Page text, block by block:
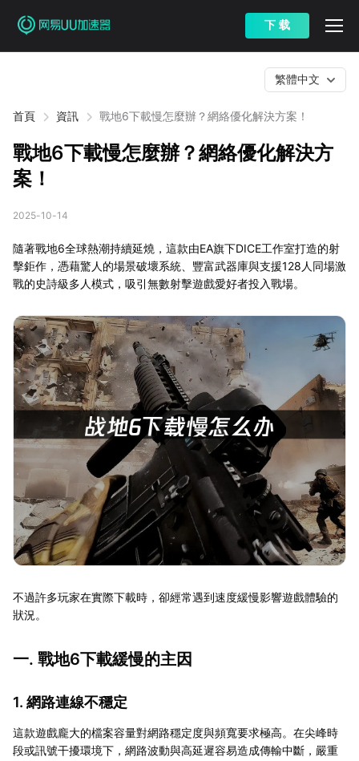
下 载
首頁 資訊 戰地6下載慢怎麼辦？網絡優化解決方案！
繁體中文
戰地6下載慢怎麼辦？網絡優化解決方
案！
2025-10-14
隨著戰地6全球熱潮持續延燒，這款由EA旗下DICE工作室打造的射
擊鉅作，憑藉驚人的場景破壞系統、豐富武器庫與支援128人同場激
戰的史詩級多人模式，吸引無數射擊遊戲愛好者投入戰場。
不過許多玩家在實際下載時，卻經常遇到速度緩慢影響遊戲體驗的
狀況。
一. 戰地6下載緩慢的主因
1. 網路連線不穩定
這款遊戲龐大的檔案容量對網路穩定度與頻寬要求極高。在尖峰時
段或訊號干擾環境下，網路波動與高延遲容易造成傳輸中斷，嚴重